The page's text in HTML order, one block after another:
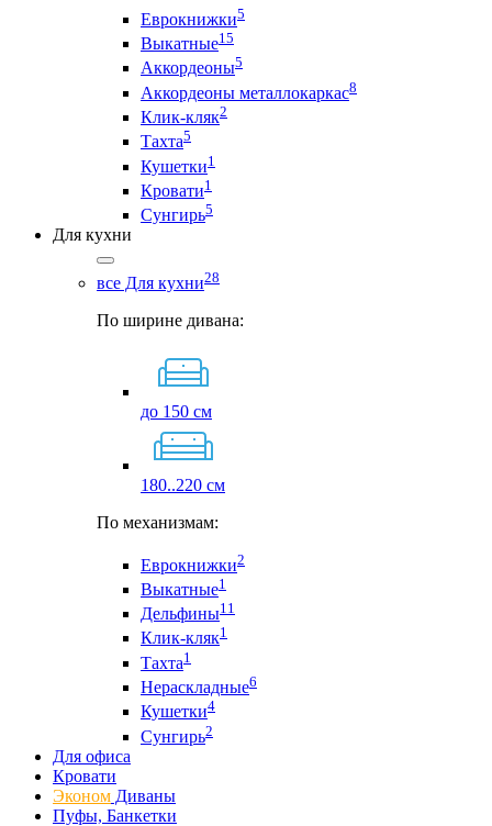
Еврокнижки5
Выкатные15
Аккордеоны5
Аккордеоны металлокаркас8
Клик-кляк2
Тахта5
Кушетки1
Кровати1
Сунгирь5
Для кухни
все Для кухни28
По ширине дивана:
до 150 см
180..220 см
По механизмам:
Еврокнижки2
Выкатные1
Дельфины11
Клик-кляк1
Тахта1
Нераскладные6
Кушетки4
Сунгирь2
Для офиса
Кровати
Эконом Диваны
Пуфы, Банкетки